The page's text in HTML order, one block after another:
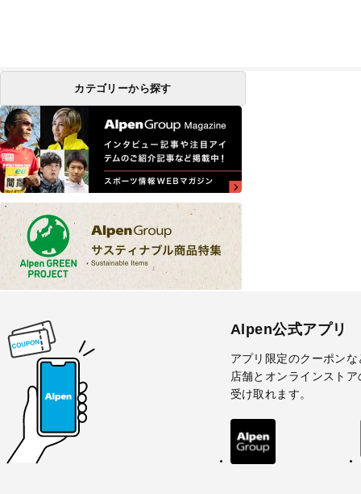
カテゴリーから探す
Alpen公式アプリ
アプリ限定のクーポンな
店舗とオンラインスト
受け取れます。